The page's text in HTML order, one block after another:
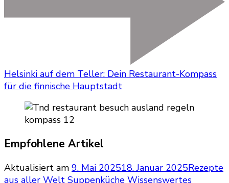
Helsinki auf dem Teller: Dein Restaurant-Kompass
für die finnische Hauptstadt
Empfohlene Artikel
Aktualisiert am 9. Mai 202518. Januar 2025Rezepte
aus aller Welt Suppenküche Wissenswertes